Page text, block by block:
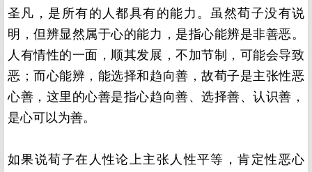
圣凡，是所有的人都具有的能力。虽然荀子没有说
明，但辨显然属于心的能力，是指心能辨是非善恶。
人有情性的一面，顺其发展，不加节制，可能会导致
恶；而心能辨，能选择和趋向善，故荀子是主张性恶
心善，这里的心善是指心趋向善、选择善、认识善，
是心可以为善。
如果说荀子在人性论上主张人性平等，肯定性恶心